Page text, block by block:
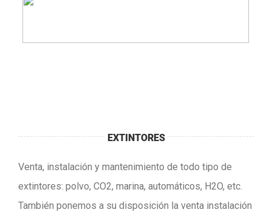
EXTINTORES
Venta, instalación y mantenimiento de todo tipo de
extintores: polvo, CO2, marina, automáticos, H2O, etc.
También ponemos a su disposición la venta instalación